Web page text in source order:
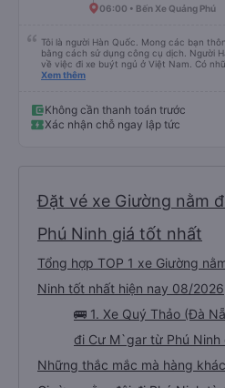
06:00 • Bến Xe Quảng Phú
Tôi là người Hàn Quốc. Mong các bạn
bằng cách sử dụng công cụ dịch. Người
về việc đi xe buýt ngủ ở Việt Nam. Có
những bình luận khen vất vả nên tôi đã
를 보시게 되는 한국분들께 정보를 드리자면
니다. 같은 회사라도 버스마다 퀄리티가 다른
하고 좋았어요. 자리 넓찍하고 베개 이불 깨
Xem thêm
Không cần thanh toán trước
Xác nhận chỗ ngay lập tức
Đặt vé xe Giường nằm
Phú Ninh giá tốt nhất
Tổng hợp TOP 1 xe Giường
Ninh tốt nhất hiện nay 08/2026
🚌 1. Xe Quý Thảo (Đà
đi Cư M`gar từ Phú
Những thắc mắc mà hàng